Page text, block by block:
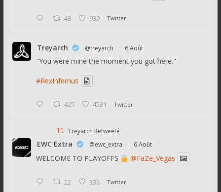
43 939 Twitter
Treyarch @treyarch · 6 Août
"You were mine the moment you got here."
#RexInfernus
425 4531 Twitter
Treyarch Retweeté
EWC Extra @ewc_extra · 6 Août
WELCOME TO PLAYOFFS @FaZe_Vegas
22 336 Twitter